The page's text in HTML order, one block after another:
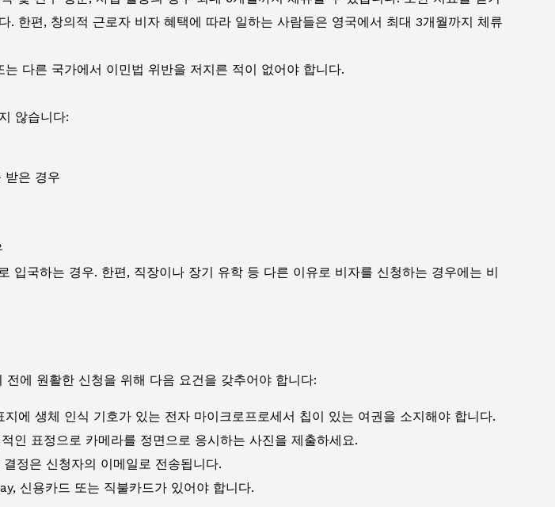
. 한편, 창의적 근로자 비자 혜택에 따라 일하는 사람들은 영국에서 최대 3개월까지 체류
다른 국가에서 이민법 위반을 저지른 적이 없어야 합니다.
않습니다:
받은 경우
입국하는 경우. 한편, 직장이나 장기 유학 등 다른 이유로 비자를 신청하는 경우에는 비
에 원활한 신청을 위해 다음 요건을 갖추어야 합니다:
에 생체 인식 기호가 있는 전자 마이크로프로세서 칩이 있는 여권을 소지해야 합니다.
인 표정으로 카메라를 정면으로 응시하는 사진을 제출하세요.
정은 신청자의 이메일로 전송됩니다.
신용카드 또는 직불카드가 있어야 합니다.